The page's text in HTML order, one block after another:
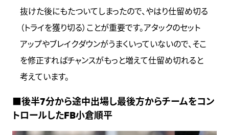
抜けた後にもたついてしまったので、やはり仕留め切る
（トライを獲り切る）ことが重要です。アタックのセット
アップやブレイクダウンがうまくいっていないので、そこ
を修正すればチャンスがもっと増えて仕留め切れると
考えています。
■後半7分から途中出場し最後方からチームをコン
トロールしたFB小倉順平